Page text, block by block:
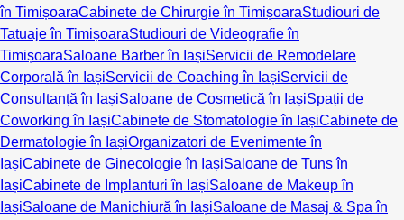
în TimișoaraCabinete de Chirurgie în TimișoaraStudiouri de
Tatuaje în TimișoaraStudiouri de Videografie în
TimișoaraSaloane Barber în IașiServicii de Remodelare
Corporală în IașiServicii de Coaching în IașiServicii de
Consultanță în IașiSaloane de Cosmetică în IașiSpații de
Coworking în IașiCabinete de Stomatologie în IașiCabinete de
Dermatologie în IașiOrganizatori de Evenimente în
IașiCabinete de Ginecologie în IașiSaloane de Tuns în
IașiCabinete de Implanturi în IașiSaloane de Makeup în
IașiSaloane de Manichiură în IașiSaloane de Masaj & Spa în